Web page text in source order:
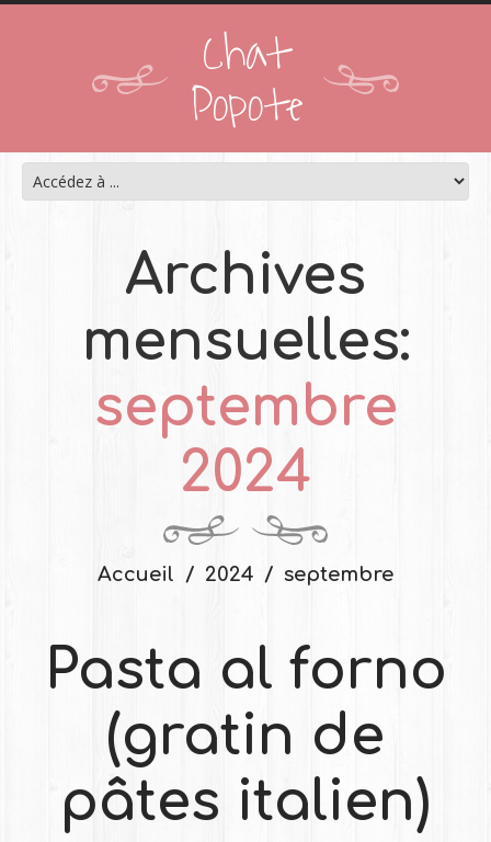
Chat
Popote
Archives
mensuelles:
septembre
2024
Accueil 2024 septembre
Pasta al forno
(gratin de
pâtes italien)